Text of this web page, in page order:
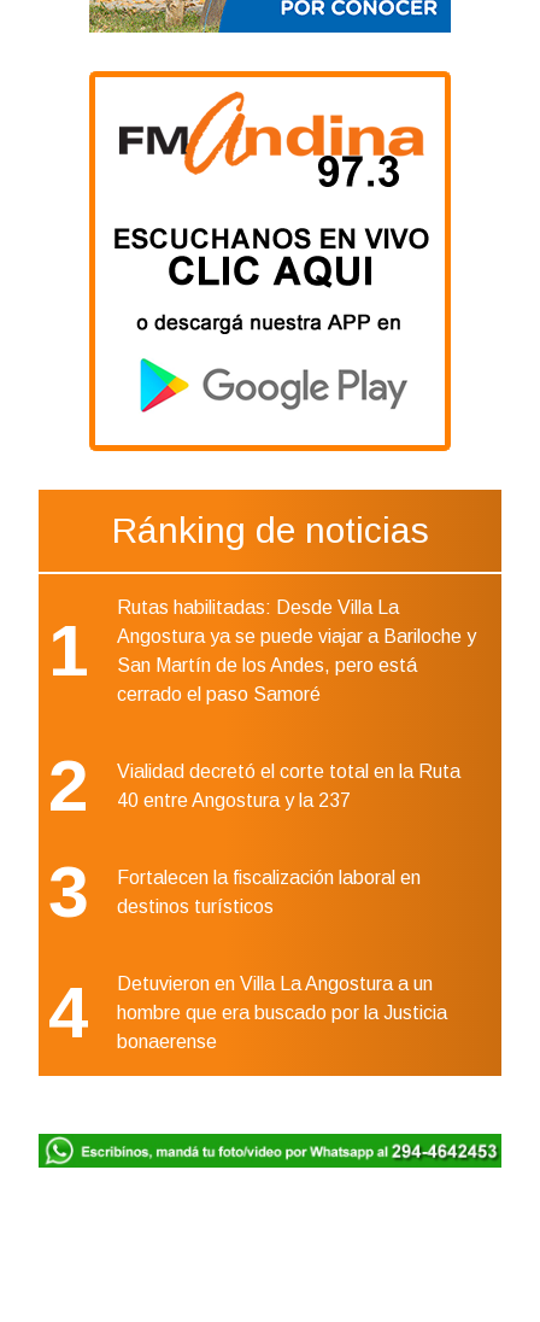
Ránking de noticias
1
Rutas habilitadas: Desde Villa La
Angostura ya se puede viajar a Bariloche y
San Martín de los Andes, pero está
cerrado el paso Samoré
2
Vialidad decretó el corte total en la Ruta
40 entre Angostura y la 237
3
Fortalecen la fiscalización laboral en
destinos turísticos
4
Detuvieron en Villa La Angostura a un
hombre que era buscado por la Justicia
bonaerense